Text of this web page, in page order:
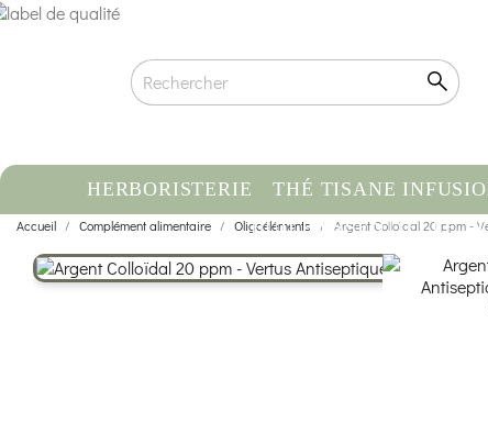
HERBORISTERIE THÉ TISANE
HUILE ESSENTIELLE
Accueil Complément alimentaire Oligoéléments Argent Colloïdal 20 ppm -